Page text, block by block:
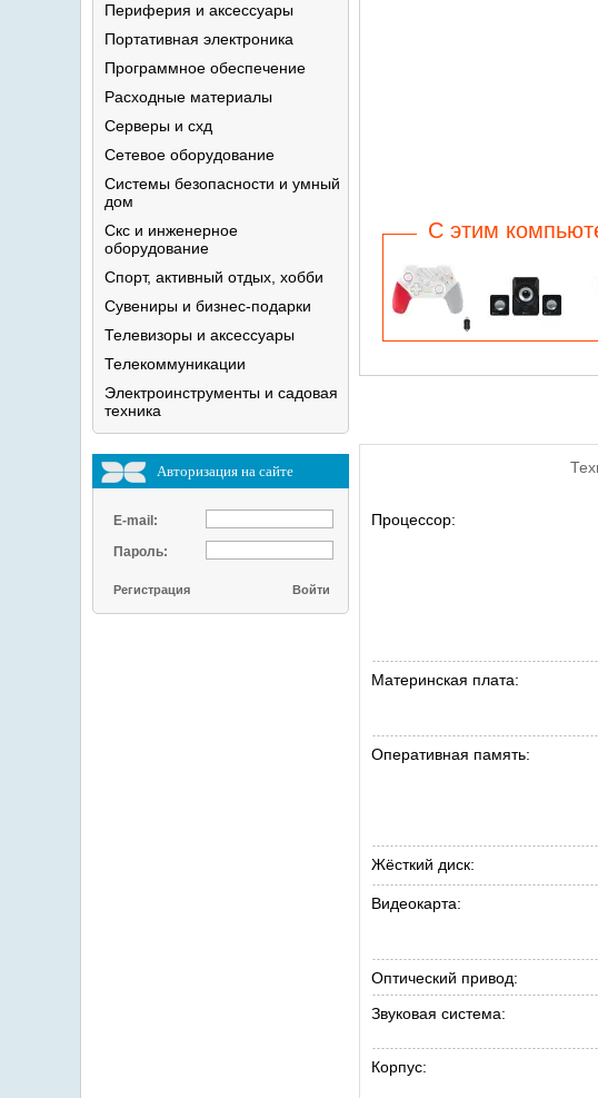
Периферия и аксессуары
Портативная электроника
Программное обеспечение
Расходные материалы
Серверы и схд
Сетевое оборудование
Системы безопасности и умный
дом
Скс и инженерное
оборудование
Спорт, активный отдых, хобби
Сувениры и бизнес-подарки
Телевизоры и аксессуары
Телекоммуникации
Электроинструменты и садовая
техника
Авторизация на сайте
E-mail:
Пароль:
Регистрация
C этим
Процессор:
Материнская плата:
Оперативная память:
Жёсткий диск:
Видеокарта:
Оптический привод:
Звуковая система:
Корпус: